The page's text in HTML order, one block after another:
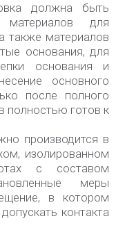
должна быть
для
также материалов
основания, для
основания и
основного
после полного
полностью готов к
производится в
изолированном
с составом
меры
в котором
контакта